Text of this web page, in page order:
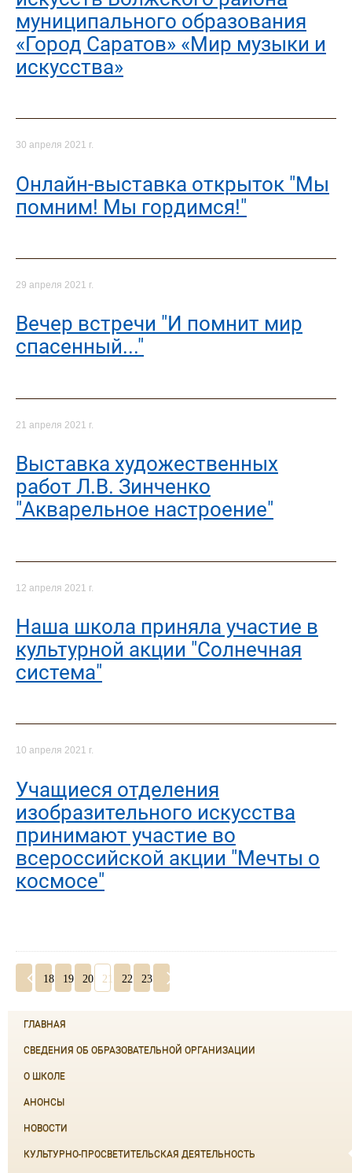
муниципального образования
«Город Саратов» «Мир музыки и
искусства»
30 апреля 2021 г.
Онлайн-выставка открыток "Мы
помним! Мы гордимся!"
29 апреля 2021 г.
Вечер встречи "И помнит мир
спасенный..."
21 апреля 2021 г.
Выставка художественных
работ Л.В. Зинченко
"Акварельное настроение"
12 апреля 2021 г.
Наша школа приняла участие в
культурной акции "Солнечная
система"
10 апреля 2021 г.
Учащиеся отделения
изобразительного искусства
принимают участие во
всероссийской акции "Мечты о
космосе"
18 19 20 21 22 23
ГЛАВНАЯ
СВЕДЕНИЯ ОБ ОБРАЗОВАТЕЛЬНОЙ ОРГАНИЗАЦИИ
О ШКОЛЕ
АНОНСЫ
НОВОСТИ
КУЛЬТУРНО-ПРОСВЕТИТЕЛЬСКАЯ ДЕЯТЕЛЬНОСТЬ